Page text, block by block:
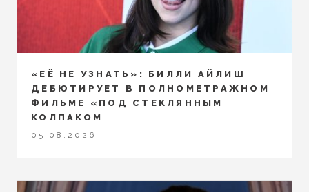
«ЕЁ НЕ УЗНАТЬ»: БИЛЛИ АЙЛИШ
ДЕБЮТИРУЕТ В ПОЛНОМЕТРАЖНОМ
ФИЛЬМЕ «ПОД СТЕКЛЯННЫМ
КОЛПАКОМ
05.08.2026